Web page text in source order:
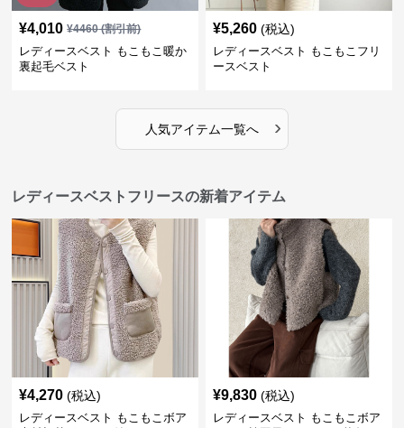
¥4,010 ¥4460(割引前)
レディースベスト もこもこ暖か
裏起毛ベスト
¥5,260 (税込)
レディースベスト もこもこフリ
ースベスト
人気アイテム一覧へ ›
レディースベストフリースの新着アイテム
¥4,270 (税込)
レディースベスト もこもこボア
¥9,830 (税込)
レディースベスト もこもこボア